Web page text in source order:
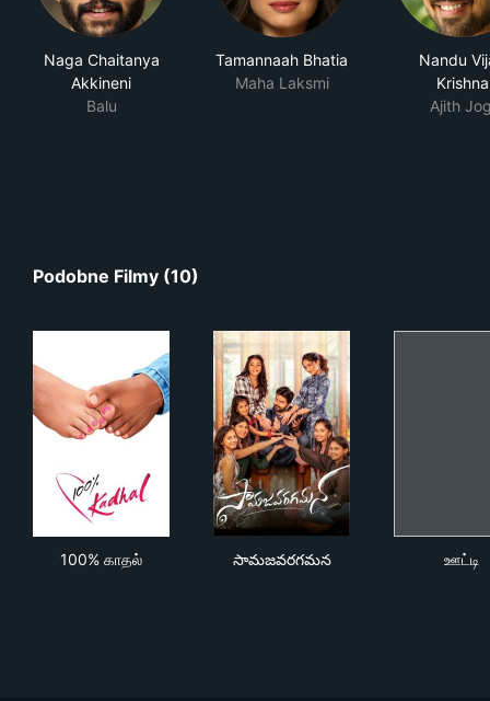
Naga Chaitanya
Akkineni
Balu
Tamannaah Bhatia
Maha Laksmi
Nandu
Krishna
Ajith
Podobne Filmy (10)
100% காதல் సామజవరగమన ஊட்டி